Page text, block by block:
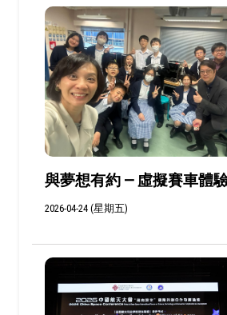
與夢想有約 — 虛擬賽車體
2026-04-24 (星期五)